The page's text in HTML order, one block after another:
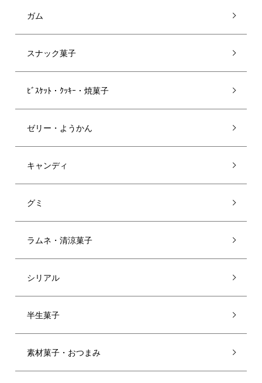
ガム
スナック菓子
ﾋﾞｽｹｯﾄ・ｸｯｷｰ・焼菓子
ゼリー・ようかん
キャンディ
グミ
ラムネ・清涼菓子
シリアル
半生菓子
素材菓子・おつまみ